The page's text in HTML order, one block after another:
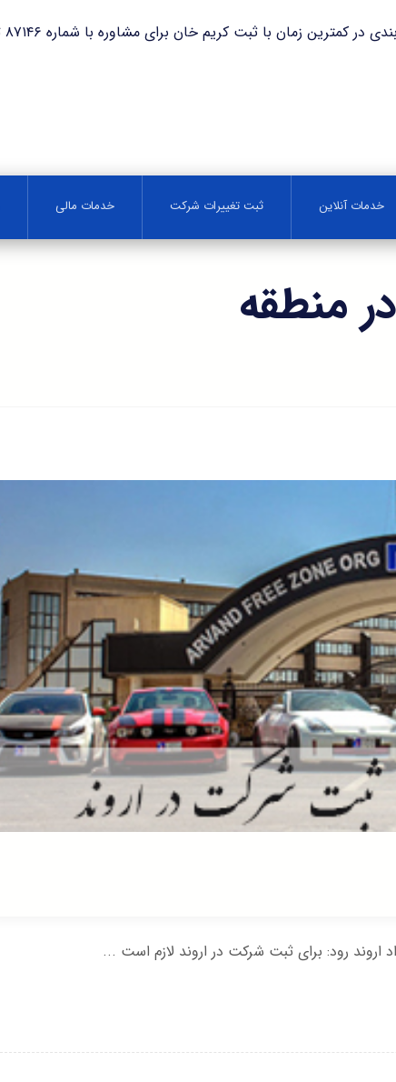
زمان با ثبت کریم خان برای مشاوره با شماره ۸۷۱۴۶ تماس حاصل فرمایید.
خدمات آنلاین ثبت تغییرات شرکت خدمات مالی
منطقه
اروند رود: برای ثبت شرکت در اروند لازم است ...